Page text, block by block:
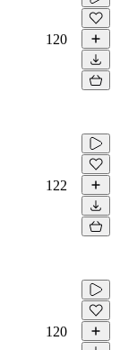
120
122
120